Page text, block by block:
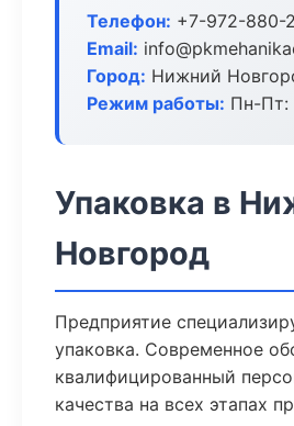
Телефон: +7-972-880-
Email:
Город: Нижний
Режим работы: Пн-Пт:
Упаковка в
Новгород
Предприятие
упаковка. Современное
квалифицированный
качества на всех этапах